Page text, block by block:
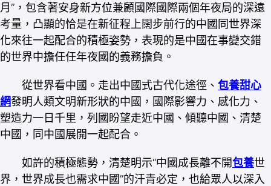
月”，包含著安身新方位兼顧國際國際兩個年夜局的深遠
考量，凸顯的恰是在新征程上闊步前行的中國同世界深
化來往一起配合的積極姿勢，表現的是中國在事變交錯
的世界中擔任任年夜國的義務擔負。
從世界看中國。走出中國式古代化途徑、 包養甜心
網發明人類文明新形狀的中國，國際影響力、感化力、
塑造力一日千里，列國盼望走近中國、傾聽中國、清楚
中國，同中國展開一起配合。
如許的積極態勢，清楚明示“中國成長離不開包養世
界，世界成長也需求中國”的汗青必定，也給眾人以深入